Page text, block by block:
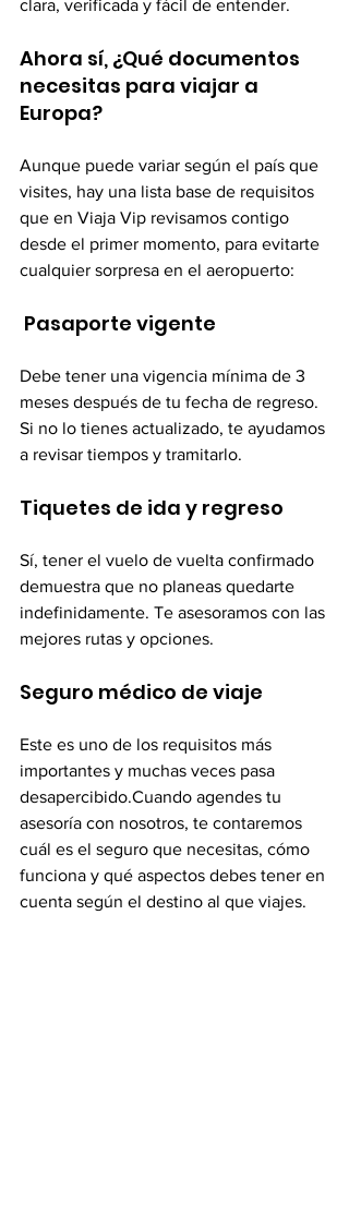
clara, verificada y fácil de entender.
Ahora sí, ¿Qué documentos
necesitas para viajar a
Europa?
Aunque puede variar según el país que
visites, hay una lista base de requisitos
que en Viaja Vip revisamos contigo
desde el primer momento, para evitarte
cualquier sorpresa en el aeropuerto:
Pasaporte vigente
Debe tener una vigencia mínima de 3
meses después de tu fecha de regreso.
Si no lo tienes actualizado, te ayudamos
a revisar tiempos y tramitarlo.
Tiquetes de ida y regreso
Sí, tener el vuelo de vuelta confirmado
demuestra que no planeas quedarte
indefinidamente. Te asesoramos con las
mejores rutas y opciones.
Seguro médico de viaje
Este es uno de los requisitos más
importantes y muchas veces pasa
desapercibido.Cuando agendes tu
asesoría con nosotros, te contaremos
cuál es el seguro que necesitas, cómo
funciona y qué aspectos debes tener en
cuenta según el destino al que viajes.